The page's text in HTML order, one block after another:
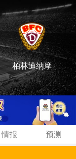
柏林迪纳摩
情报 预测